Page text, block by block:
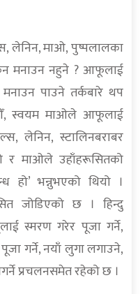
लेनिन, माओ, पुष्पलालका
मनाउन नहुने ? आफूलाई
पाउने तर्कबारे थप
स्वयम माओले आफूलाई
लेनिन, स्टालिनबराबर
र माओले उहाँहरूसितको
हो’ भन्नुभएको थियो ।
जोडिएको छ । हिन्दु
स्मरण गरेर पूजा गर्ने,
पूजा गर्ने, नयाँ लुगा लगाउने,
प्रचलनसमेत रहेको छ ।